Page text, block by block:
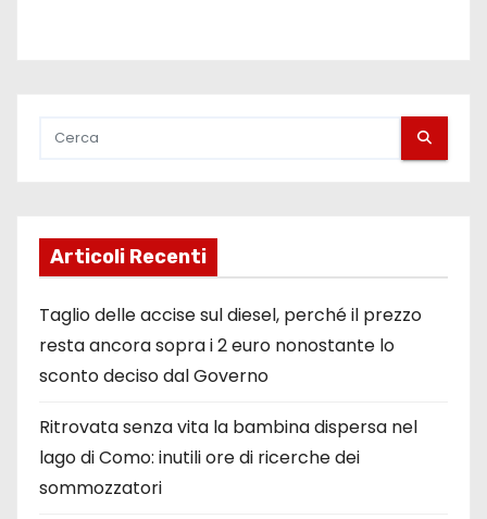
Articoli Recenti
Taglio delle accise sul diesel, perché il prezzo
resta ancora sopra i 2 euro nonostante lo
sconto deciso dal Governo
Ritrovata senza vita la bambina dispersa nel
lago di Como: inutili ore di ricerche dei
sommozzatori